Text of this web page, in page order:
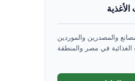
والمصدرين والموردين
في مصر والمنطقة